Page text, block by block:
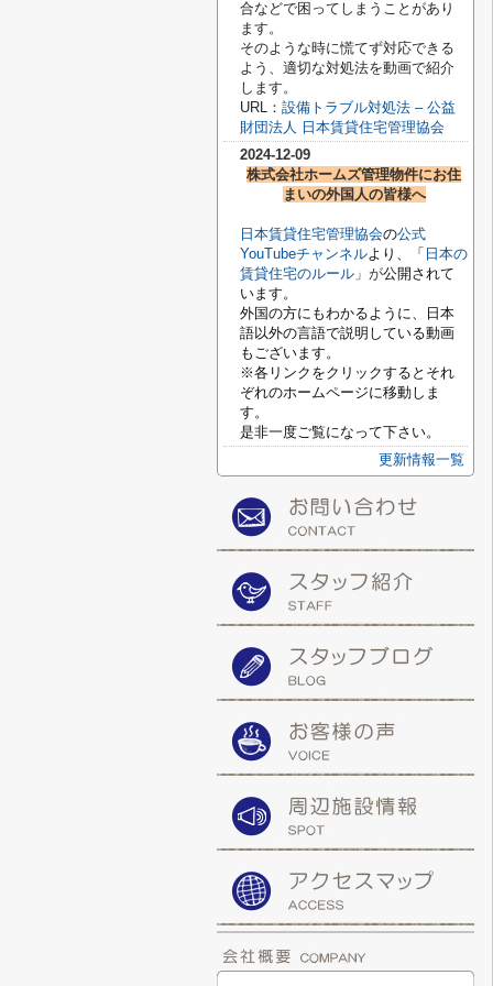
合などで困ってしまうことがあり
ます。
そのような時に慌てず対応できる
よう、適切な対処法を動画で紹介
します。
URL： 設備トラブル対処法 – 公益
財団法人 日本賃貸住宅管理協会
2024-12-09
株式会社ホームズ管理物件にお住
まいの外国人の皆様へ
日本賃貸住宅管理協会の公式
YouTubeチャンネルより、「 日本の
賃貸住宅のルール 」が公開されて
います。
外国の方にもわかるように、日本
語以外の言語で説明している動画
もございます。
※各リンクをクリックするとそれ
ぞれのホームページに移動しま
す。
是非一度ご覧になって下さい。
更新情報一覧